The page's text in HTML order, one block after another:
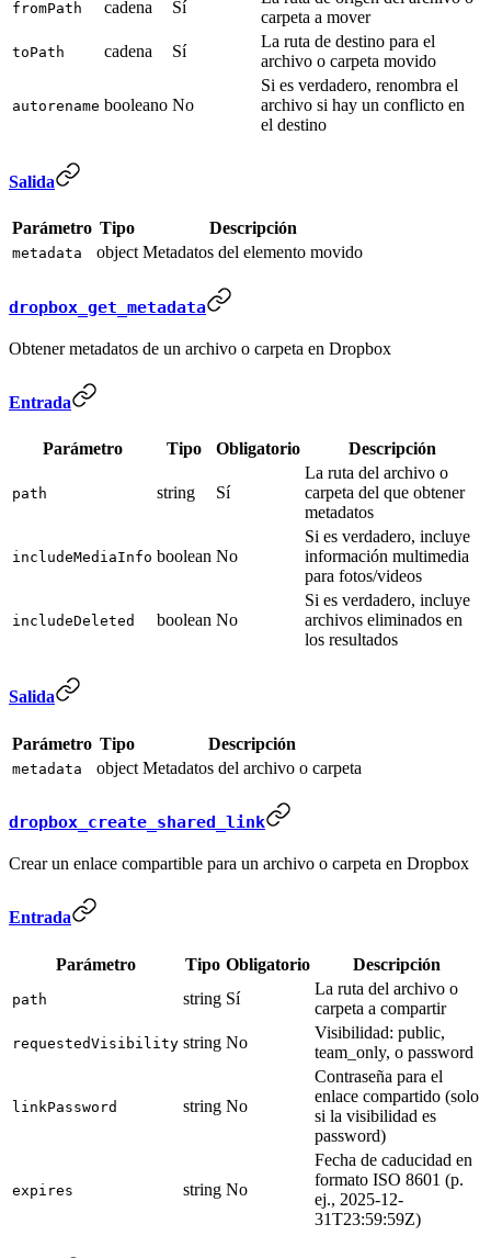
fromPath cadena Sí
carpeta a mover
toPath cadena Sí
La ruta de destino para el
archivo o carpeta movido
autorename booleano No
Si es verdadero, renombra el
archivo si hay un conflicto en
el destino
Salida
Parámetro Tipo Descripción
metadata object Metadatos del elemento movido
dropbox_get_metadata
Obtener metadatos de un archivo o carpeta en Dropbox
Entrada
Parámetro Tipo Obligatorio Descripción
path string Sí
La ruta del archivo o
carpeta del que obtener
metadatos
includeMediaInfo boolean No
Si es verdadero, incluye
información multimedia
para fotos/videos
includeDeleted boolean No
Si es verdadero, incluye
archivos eliminados en
los resultados
Salida
Parámetro Tipo Descripción
metadata object Metadatos del archivo o carpeta
dropbox_create_shared_link
Crear un enlace compartible para un archivo o carpeta en Dropbox
Entrada
Parámetro Tipo Obligatorio Descripción
path string Sí
La ruta del archivo o
carpeta a compartir
requestedVisibility string No
Visibilidad: public,
team_only, o password
linkPassword string No
Contraseña para el
enlace compartido (solo
si la visibilidad es
password)
expires string No
Fecha de caducidad en
formato ISO 8601 (p.
ej., 2025-12-
31T23:59:59Z)